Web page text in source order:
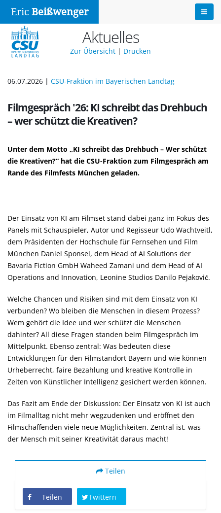
Eric Beißwenger
Aktuelles
Zur Übersicht | Drucken
06.07.2026 | CSU-Fraktion im Bayerischen Landtag
Filmgespräch '26: KI schreibt das Drehbuch
– wer schützt die Kreativen?
Unter dem Motto „KI schreibt das Drehbuch – Wer schützt
die Kreativen?“ hat die CSU-Fraktion zum Filmgespräch am
Rande des Filmfests München geladen.
Der Einsatz von KI am Filmset stand dabei ganz im Fokus des
Panels mit Schauspieler, Autor und Regisseur Udo Wachtveitl,
dem Präsidenten der Hochschule für Fernsehen und Film
München Daniel Sponsel, dem Head of AI Solutions der
Bavaria Fiction GmbH Waheed Zamani und dem Head of AI
Operations and Innovation, Leonine Studios Danilo Pejaković.
Welche Chancen und Risiken sind mit dem Einsatz von KI
verbunden? Wo bleiben die Menschen in diesem Prozess?
Wem gehört die Idee und wer schützt die Menschen
dahinter? All diese Fragen standen beim Filmgespräch im
Mittelpunkt. Ebenso zentral: Was bedeuten diese
Entwicklungen für den Filmstandort Bayern und wie können
Urheberrecht, faire Bezahlung und kreative Kontrolle in
Zeiten von Künstlicher Intelligenz gesichert werden können.
Das Fazit am Ende der Diskussion: Der Einsatz von KI ist auch
im Filmalltag nicht mehr wegzudenken und eröffnet den
Filmschaffenden viele neue Möglichkeiten. Zentral ist, was
der Mensch mit seiner Kreativität daraus macht!
Teilen
Teilen Twittern